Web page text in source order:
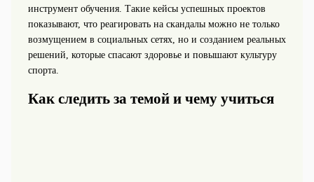
инструмент обучения. Такие кейсы успешных проектов
показывают, что реагировать на скандалы можно не только
возмущением в социальных сетях, но и созданием реальных
решений, которые спасают здоровье и повышают культуру
спорта.
Как следить за темой и чему учиться